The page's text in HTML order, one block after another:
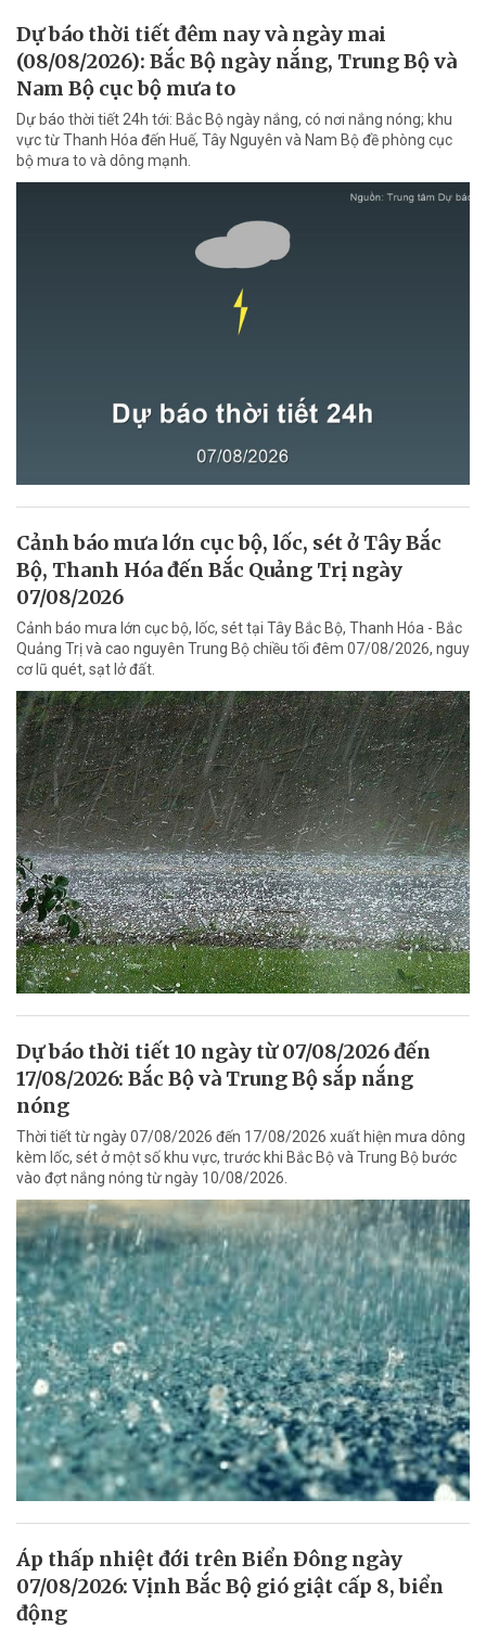
Dự báo thời tiết đêm nay và ngày mai
(08/08/2026): Bắc Bộ ngày nắng, Trung Bộ và
Nam Bộ cục bộ mưa to
Dự báo thời tiết 24h tới: Bắc Bộ ngày nắng, có nơi nắng nóng; khu
vực từ Thanh Hóa đến Huế, Tây Nguyên và Nam Bộ đề phòng cục
bộ mưa to và dông mạnh.
Cảnh báo mưa lớn cục bộ, lốc, sét ở Tây Bắc
Bộ, Thanh Hóa đến Bắc Quảng Trị ngày
07/08/2026
Cảnh báo mưa lớn cục bộ, lốc, sét tại Tây Bắc Bộ, Thanh Hóa - Bắc
Quảng Trị và cao nguyên Trung Bộ chiều tối đêm 07/08/2026, nguy
cơ lũ quét, sạt lở đất.
Dự báo thời tiết 10 ngày từ 07/08/2026 đến
17/08/2026: Bắc Bộ và Trung Bộ sắp nắng
nóng
Thời tiết từ ngày 07/08/2026 đến 17/08/2026 xuất hiện mưa dông
kèm lốc, sét ở một số khu vực, trước khi Bắc Bộ và Trung Bộ bước
vào đợt nắng nóng từ ngày 10/08/2026.
Áp thấp nhiệt đới trên Biển Đông ngày
07/08/2026: Vịnh Bắc Bộ gió giật cấp 8, biển
động